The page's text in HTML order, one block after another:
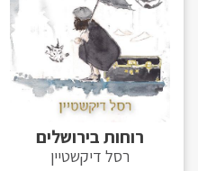
רוחות בירושלים
רסל דיקשטיין